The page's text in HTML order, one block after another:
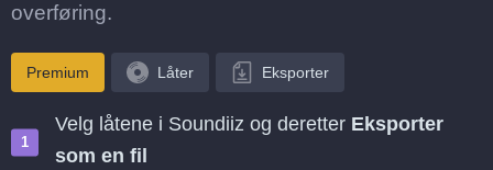
overføring.
Premium Låter Eksporter
Velg låtene i Soundiiz og deretter Eksporter
som en fil